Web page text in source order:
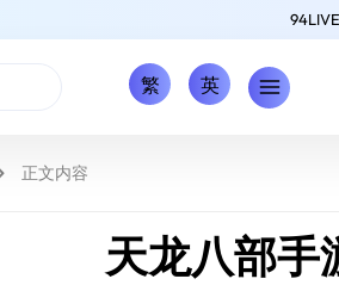
繁 英
正文内容
天龙八部手